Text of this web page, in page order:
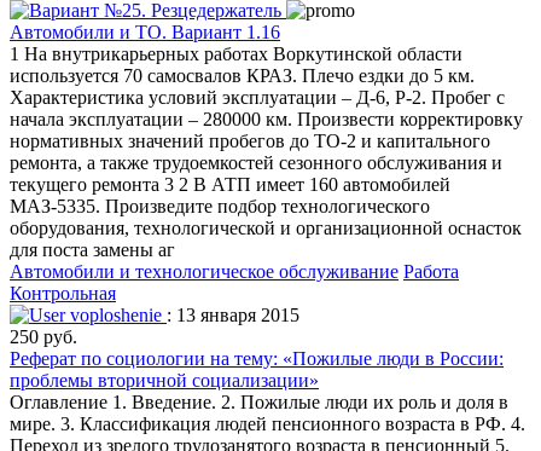
Автомобили и ТО. Вариант 1.16
1 На внутрикарьерных работах Воркутинской области
используется 70 самосвалов КРАЗ. Плечо ездки до 5 км.
Характеристика условий эксплуатации – Д-6, Р-2. Пробег с
начала эксплуатации – 280000 км. Произвести корректировку
нормативных значений пробегов до ТО-2 и капитального
ремонта, а также трудоемкостей сезонного обслуживания и
текущего ремонта 3 2 В АТП имеет 160 автомобилей
МАЗ-5335. Произведите подбор технологического
оборудования, технологической и организационной оснасток
для поста замены аг
Автомобили и технологическое обслуживание Работа
Контрольная
voploshenie : 13 января 2015
250 руб.
Реферат по социологии на тему: «Пожилые люди в России:
проблемы вторичной социализации»
Оглавление 1. Введение. 2. Пожилые люди их роль и доля в
мире. 3. Классификация людей пенсионного возраста в РФ. 4.
Переход из зрелого трудозанятого возраста в пенсионный 5.